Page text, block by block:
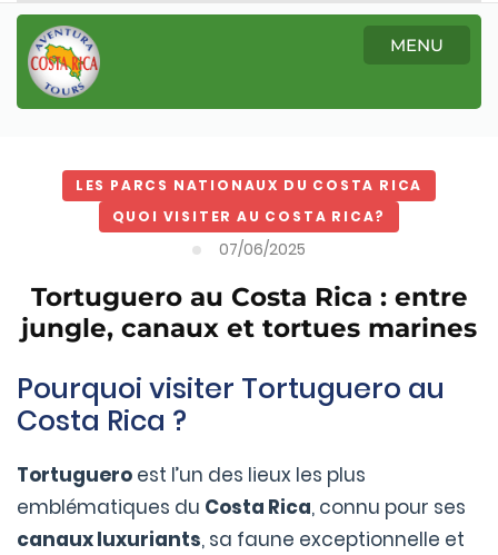
MENU
LES PARCS NATIONAUX DU COSTA RICA
QUOI VISITER AU COSTA RICA?
07/06/2025
Tortuguero au Costa Rica : entre
jungle, canaux et tortues marines
Pourquoi visiter Tortuguero au
Costa Rica ?
Tortuguero est l’un des lieux les plus
emblématiques du Costa Rica, connu pour ses
canaux luxuriants, sa faune exceptionnelle et